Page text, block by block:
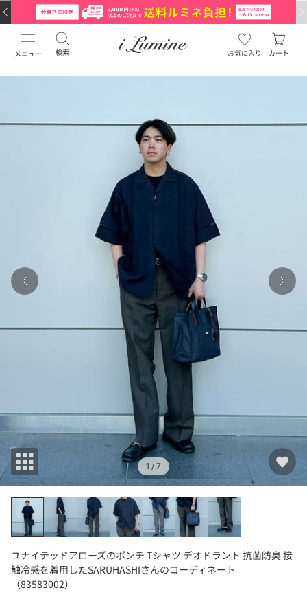
メニュー 検索 お気に入り カート
1 / 7
ユナイテッドアローズのポンチ Tシャツ デオドラント 抗菌防臭 接
触冷感を着用したSARUHASHIさんのコーディネート
（83583002）